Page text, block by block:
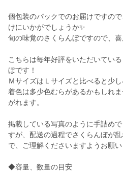
個包装のパックでのお届けですの
けにいかがでしょうか✨
旬の味覚のさくらんぼですので、
こちらは毎年好評をいただいてい
ぼです！
ＭサイズはＬサイズと比べると少し
着色は多少色むらがあるかもしれ
がれます。
掲載している写真のように手詰め
すが、配送の過程でさくらんぼが
で、ご理解くださいますようお願い
◆容量、数量の目安